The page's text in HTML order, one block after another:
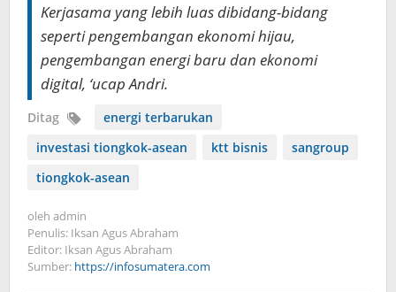
Kerjasama yang lebih luas dibidang-bidang
seperti pengembangan ekonomi hijau,
pengembangan energi baru dan ekonomi
digital, ‘ucap Andri.
Ditag
energi terbarukan
investasi tiongkok-asean
ktt bisnis
sangroup
tiongkok-asean
oleh admin
Penulis: Iksan Agus Abraham
Editor: Iksan Agus Abraham
Sumber: https://infosumatera.com